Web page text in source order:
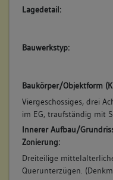
Lagedetail:
Bauwerkstyp:
Baukörper/Objektform
Viergeschossiges, drei
im EG, traufständig mit
Innerer Aufbau/
Zonierung:
Dreiteilige
Querunterzügen.